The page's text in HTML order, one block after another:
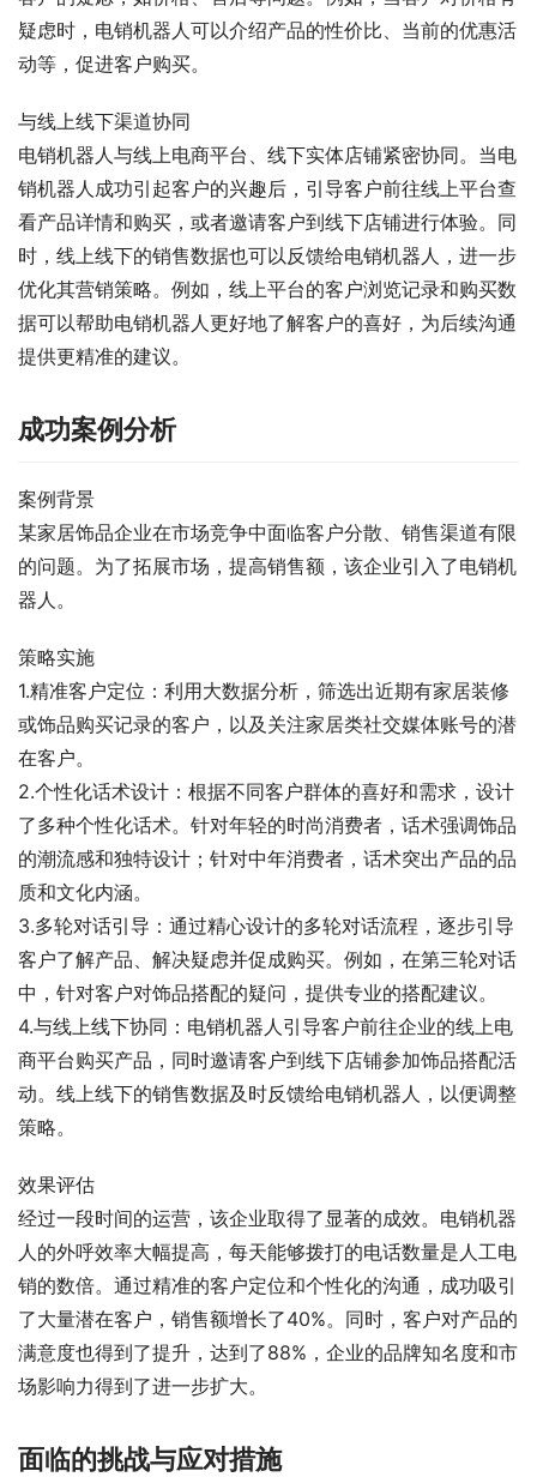
疑虑时，电销机器人可以介绍产品的性价比、当前的优惠活
动等，促进客户购买。
与线上线下渠道协同
电销机器人与线上电商平台、线下实体店铺紧密协同。当电
销机器人成功引起客户的兴趣后，引导客户前往线上平台查
看产品详情和购买，或者邀请客户到线下店铺进行体验。同
时，线上线下的销售数据也可以反馈给电销机器人，进一步
优化其营销策略。例如，线上平台的客户浏览记录和购买数
据可以帮助电销机器人更好地了解客户的喜好，为后续沟通
提供更精准的建议。
成功案例分析
案例背景
某家居饰品企业在市场竞争中面临客户分散、销售渠道有限
的问题。为了拓展市场，提高销售额，该企业引入了电销机
器人。
策略实施
1.精准客户定位：利用大数据分析，筛选出近期有家居装修
或饰品购买记录的客户，以及关注家居类社交媒体账号的潜
在客户。
2.个性化话术设计：根据不同客户群体的喜好和需求，设计
了多种个性化话术。针对年轻的时尚消费者，话术强调饰品
的潮流感和独特设计；针对中年消费者，话术突出产品的品
质和文化内涵。
3.多轮对话引导：通过精心设计的多轮对话流程，逐步引导
客户了解产品、解决疑虑并促成购买。例如，在第三轮对话
中，针对客户对饰品搭配的疑问，提供专业的搭配建议。
4.与线上线下协同：电销机器人引导客户前往企业的线上电
商平台购买产品，同时邀请客户到线下店铺参加饰品搭配活
动。线上线下的销售数据及时反馈给电销机器人，以便调整
策略。
效果评估
经过一段时间的运营，该企业取得了显著的成效。电销机器
人的外呼效率大幅提高，每天能够拨打的电话数量是人工电
销的数倍。通过精准的客户定位和个性化的沟通，成功吸引
了大量潜在客户，销售额增长了40%。同时，客户对产品的
满意度也得到了提升，达到了88%，企业的品牌知名度和市
场影响力得到了进一步扩大。
面临的挑战与应对措施